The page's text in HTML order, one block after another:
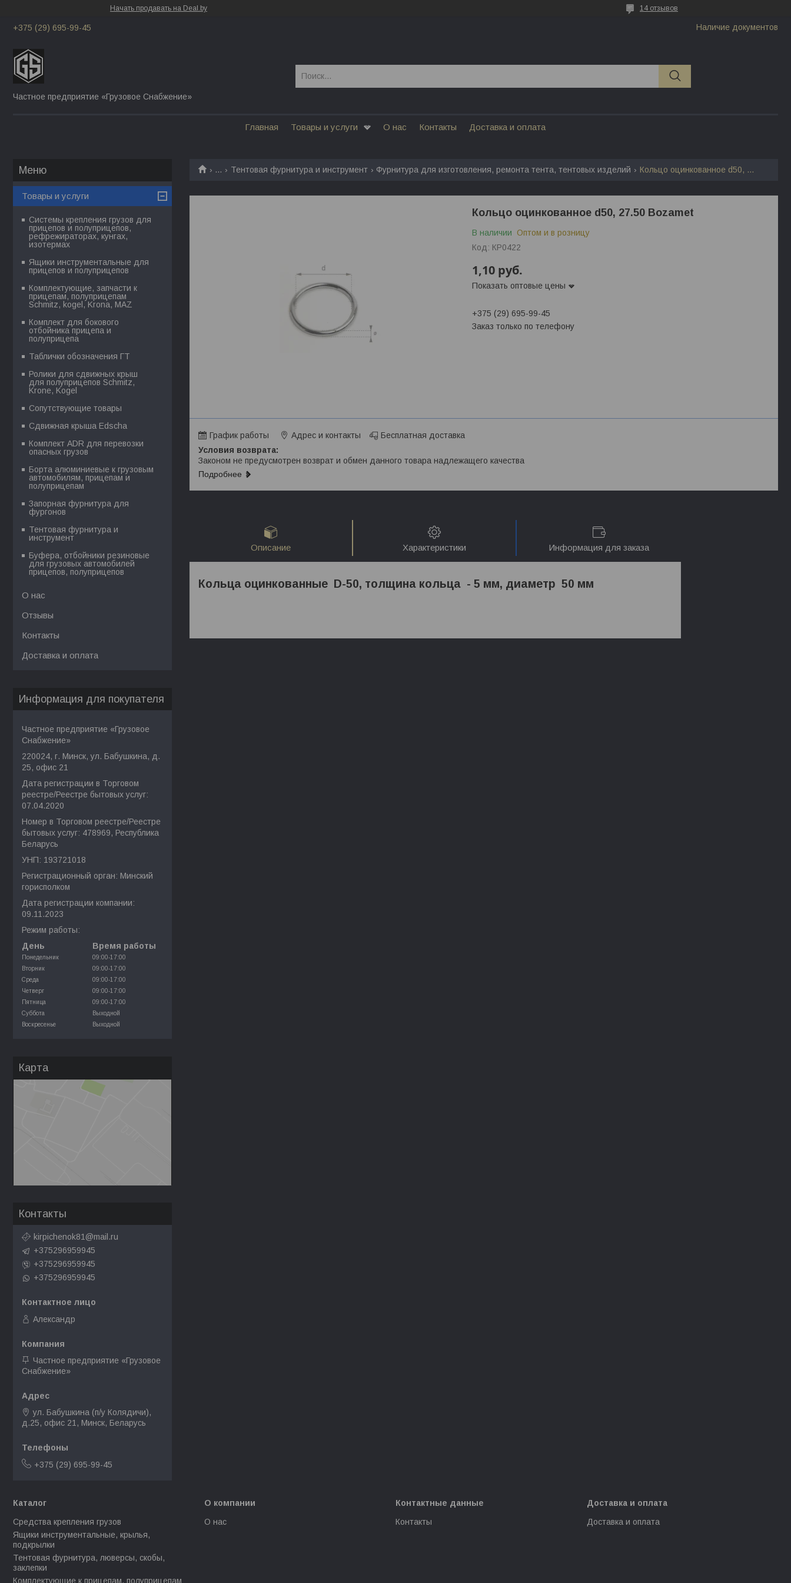
Начать продавать на Deal.by 14 отзывов
+375 (29) 695-99-45 Наличие документов
Частное предприятие «Грузовое Снабжение»
Главная Товары и услуги О нас Контакты Доставка и оплата
... Тентовая фурнитура и инструмент Фурнитура для изготовления, ремонта тента, тентовых изделий Кольцо оцинкованное d50, 27.50 bozamet
Кольцо оцинкованное d50, 27.50 Bozamet
В наличии
Оптом и в розницу
Код: КР0422
1,10 руб.
Показать оптовые цены
+375 (29) 695-99-45
Заказ только по телефону
График работы Адрес и контакты Бесплатная доставка
Законом не предусмотрен возврат и обмен данного товара надлежащего качества
Подробнее
Описание Характеристики Информация для заказа
Кольца оцинкованные D-50, толщина кольца - 5 мм, диаметр 50 мм
Товары и услуги
Системы крепления грузов для
прицепов и полуприцепов,
рефрежираторах, кунгах,
изотермах
Ящики инструментальные для
прицепов и полуприцепов
Комплектующие, запчасти к
прицепам, полуприцепам
Schmitz, kogel, Krona, MAZ
Комплект для бокового
отбойника прицепа и
полуприцепа
Таблички обозначения ГТ
Ролики для сдвижных крыш
для полуприцепов Schmitz,
Krone, Kogel
Сопутствующие товары
Сдвижная крыша Edscha
Комплект ADR для перевозки
опасных грузов
Борта алюминиевые к грузовым
автомобилям, прицепам и
полуприцепам
Запорная фурнитура для
фургонов
Тентовая фурнитура и
инструмент
Буфера, отбойники резиновые
для грузовых автомобилей
прицепов, полуприцепов
О нас
Отзывы
Контакты
Доставка и оплата
Информация для покупателя
Частное предприятие «Грузовое
Снабжение»
220024, г. Минск, ул. Бабушкина, д.
25, офис 21
Дата регистрации в Торговом
реестре/Реестре бытовых услуг:
07.04.2020
Номер в Торговом реестре/Реестре
бытовых услуг: 478969, Республика
Беларусь
УНП: 193721018
Регистрационный орган: Минский
горисполком
Дата регистрации компании:
09.11.2023
Режим работы:
День
Время работы
Понедельник
09:00-17:00
Вторник
09:00-17:00
Среда
09:00-17:00
Четверг
09:00-17:00
Пятница
09:00-17:00
Суббота
Выходной
Воскресенье
Выходной
Карта
Контакты
kirpichenok81@mail.ru
+375296959945
+375296959945
+375296959945
Александр
Частное предприятие «Грузовое
Снабжение»
ул. Бабушкина (п/у Колядичи),
д.25, офис 21, Минск, Беларусь
+375 (29) 695-99-45
Каталог
Средства крепления грузов
Ящики инструментальные, крылья,
подкрылки
Тентовая фурнитура, люверсы, скобы,
заклепки
Комплектующие к прицепам, полуприцепам
О компании
О нас
Контактные данные
Контакты
Доставка и оплата
Доставка и оплата